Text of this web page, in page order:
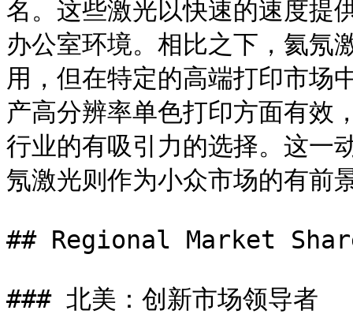
名。这些激光以快速的速度提
办公室环境。相比之下，氦氖
用，但在特定的高端打印市场
产高分辨率单色打印方面有效
行业的有吸引力的选择。这一
氖激光则作为小众市场的有前
## Regional Market
### 北美：创新市场领导者